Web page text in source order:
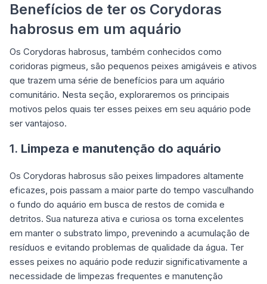
Benefícios de ter os Corydoras
habrosus em um aquário
Os Corydoras habrosus, também conhecidos como
coridoras pigmeus, são pequenos peixes amigáveis e ativos
que trazem uma série de benefícios para um aquário
comunitário. Nesta seção, exploraremos os principais
motivos pelos quais ter esses peixes em seu aquário pode
ser vantajoso.
1. Limpeza e manutenção do aquário
Os Corydoras habrosus são peixes limpadores altamente
eficazes, pois passam a maior parte do tempo vasculhando
o fundo do aquário em busca de restos de comida e
detritos. Sua natureza ativa e curiosa os torna excelentes
em manter o substrato limpo, prevenindo a acumulação de
resíduos e evitando problemas de qualidade da água. Ter
esses peixes no aquário pode reduzir significativamente a
necessidade de limpezas frequentes e manutenção